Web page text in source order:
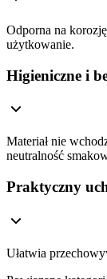
Odporna na
użytkowanie.
Higieniczne i
Materiał nie
neutralność
Praktyczny
Ułatwia